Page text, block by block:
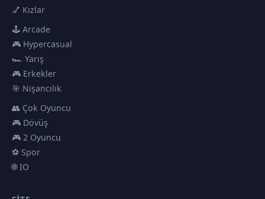
💅 Kızlar
🕹️ Arcade
🎮 Hypercasual
🏎️ Yarış
🎮 Erkekler
🎯 Nişancılık
👥 Çok Oyuncu
🎮 Dövüş
🎮 2 Oyuncu
⚽ Spor
🌐 IO